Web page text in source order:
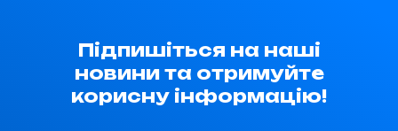
Підпишіться на наші
новини та отримуйте
корисну інформацію!